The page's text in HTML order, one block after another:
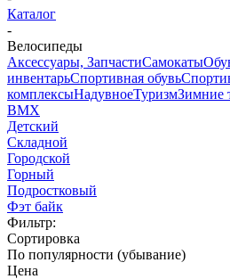
Каталог
-
Велосипеды
Аксессуары, ЗапчастиСамокаты
инвентарьСпортивная обувь
комплексыНадувноеТуризмЗимние
BMX
Детский
Складной
Городской
Горный
Подростковый
Фэт байк
Фильтр:
Сортировка
По популярности (убывание)
Цена